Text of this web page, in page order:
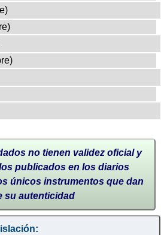
no tienen validez oficial y
publicados en los diarios
únicos instrumentos que dan
su autenticidad